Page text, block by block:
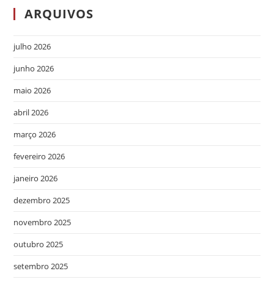
ARQUIVOS
julho 2026
junho 2026
maio 2026
abril 2026
março 2026
fevereiro 2026
janeiro 2026
dezembro 2025
novembro 2025
outubro 2025
setembro 2025